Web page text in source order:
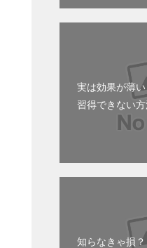
実は効果が薄
習得できない
知らなきゃ損